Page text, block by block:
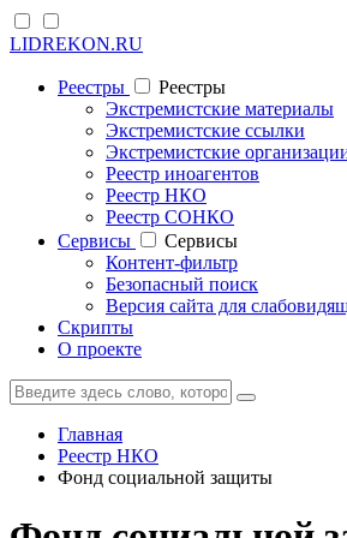
LIDREKON.RU
Реестры
Реестры
Экстремистские материалы
Экстремистские ссылки
Экстремистские
Реестр иноагентов
Реестр НКО
Реестр СОНКО
Cервисы
Cервисы
Контент-фильтр
Безопасный поиск
Версия сайта для
Скрипты
О проекте
Главная
Реестр НКО
Фонд социальной защиты